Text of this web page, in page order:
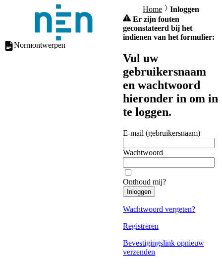
Normontwerpen
Home
Inloggen
Er zijn fouten
geconstateerd bij het
indienen van het formulier:
Vul uw
gebruikersnaam
en wachtwoord
hieronder in om in
te loggen.
E-mail (gebruikersnaam)
Wachtwoord
Onthoud mij?
Inloggen
Wachtwoord vergeten?
Registreren
Bevestigingslink opnieuw
verzenden